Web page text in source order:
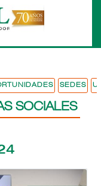
SEDES
SOCIALES